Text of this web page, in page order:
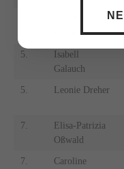
Grünewald
5.
Isabell
Galauch
5. Leonie Dreher
7.
Elisa-Patrizia
Oßwald
7.
Caroline